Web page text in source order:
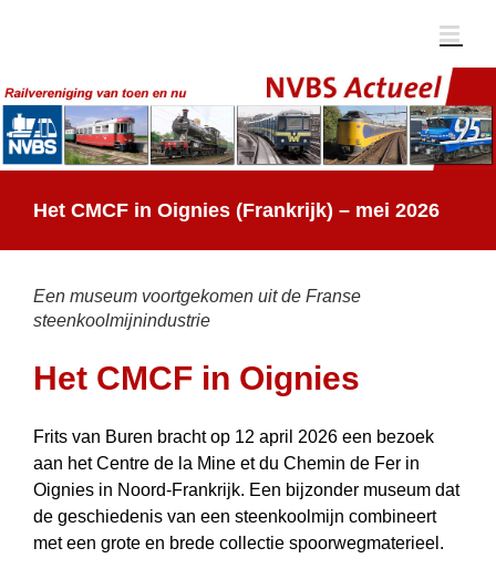
Het CMCF in Oignies (Frankrijk) – mei 2026
Een museum voortgekomen uit de Franse
steenkoolmijnindustrie
Het CMCF in Oignies
Frits van Buren bracht op 12 april 2026 een bezoek
aan het Centre de la Mine et du Chemin de Fer in
Oignies in Noord-Frankrijk. Een bijzonder museum dat
de geschiedenis van een steenkoolmijn combineert
met een grote en brede collectie spoorwegmaterieel.